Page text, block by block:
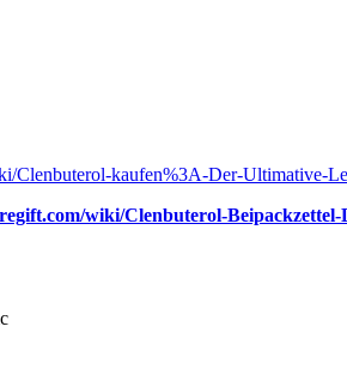
Clenbuterol-kaufen%3A-Der-Ultimative-
wiki/Clenbuterol-